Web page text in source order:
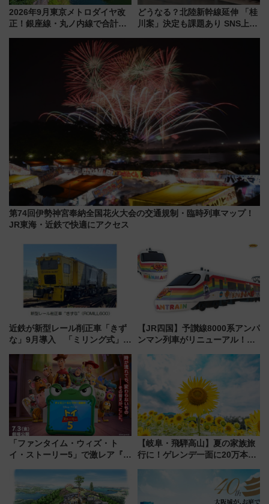
2026年9月東京メトロダイヤ改
正！銀座線・丸ノ内線で合計
どうなる？北陸新幹線延伸 「桂
川案」決定も課題あり SNS上の
第74回伊勢神宮奉納全国花火大会の交通規制・臨時列車マップ！
JR東海・近鉄で快適にアクセス
近鉄が新型レール削正車「きず
な」9月導入 「ミリング式」採
化！安全性や乗り心地の向上に
貢献するだけでなく、全線区で
活躍するための仕組みも
【JR四国】予讃線8000系アンパ
ンマン列車がリニューアル！内
今年12月
「ファンタイム・ウィズ・ト
イ・ストーリー5」で激レア『ロ
デコレーションも徹底解説
【岐阜・飛騨高山】夏の家族旅
行に！ゲレンデ一面に20万本の